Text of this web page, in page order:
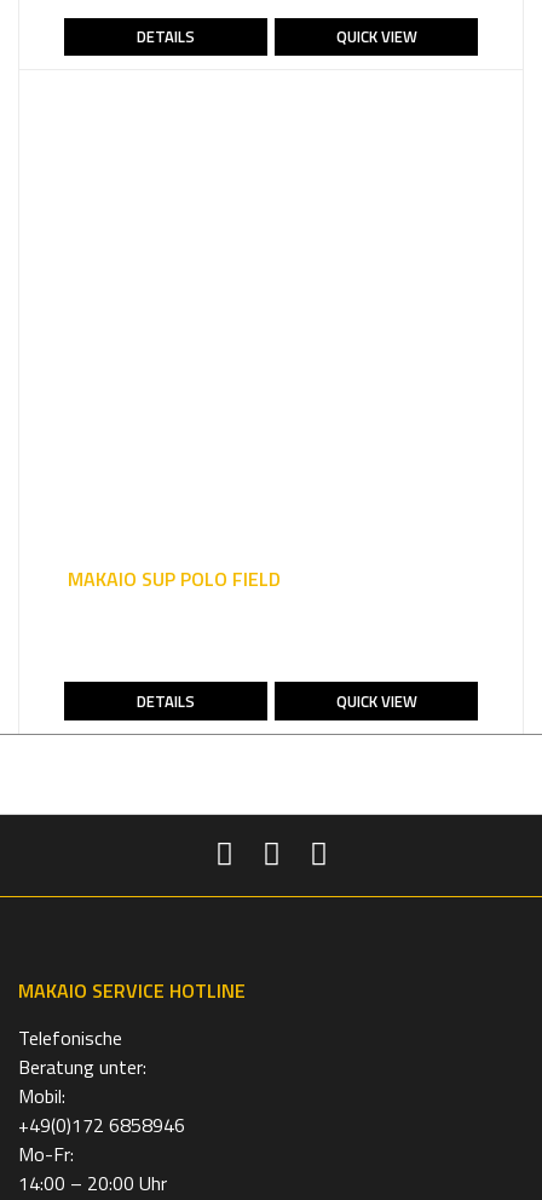
DETAILS QUICK VIEW
MAKAIO SUP POLO FIELD
DETAILS QUICK VIEW
MAKAIO SERVICE HOTLINE
Telefonische
Beratung unter:
Mobil:
+49(0)172 6858946
Mo-Fr:
14:00 – 20:00 Uhr